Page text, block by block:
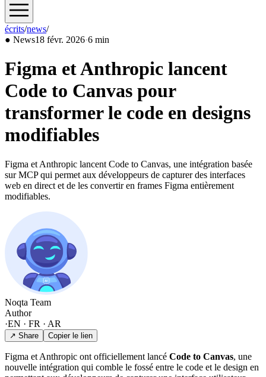
écrits/news/2026/02
● News18 févr. 2026·6 min
Figma et Anthropic lancent
Code to Canvas pour
transformer le code en designs
modifiables
Figma et Anthropic lancent Code to Canvas, une intégration basée
sur MCP qui permet aux développeurs de capturer des interfaces
web en direct et de les convertir en frames Figma entièrement
modifiables.
Noqta Team
Author
·EN · FR · AR
↗ Share Copier le lien
Figma et Anthropic ont officiellement lancé Code to Canvas, une
nouvelle intégration qui comble le fossé entre le code et le design en